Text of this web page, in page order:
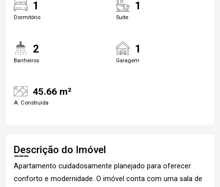
1
Dormitório
1
Suite
2
Banheiros
1
Garagem
45.66 m²
A. Construída
Descrição do Imóvel
Apartamento cuidadosamente planejado para oferecer
conforto e modernidade. O imóvel conta com uma sala de